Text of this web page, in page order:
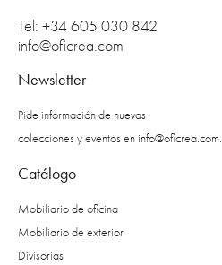
Tel: +34 605 030 842
info@oficrea.com
Newsletter
Pide información de nuevas
colecciones y eventos eninfo@oficrea.com.
Catálogo
Mobiliario de oficina
Mobiliario de exterior
Divisorias